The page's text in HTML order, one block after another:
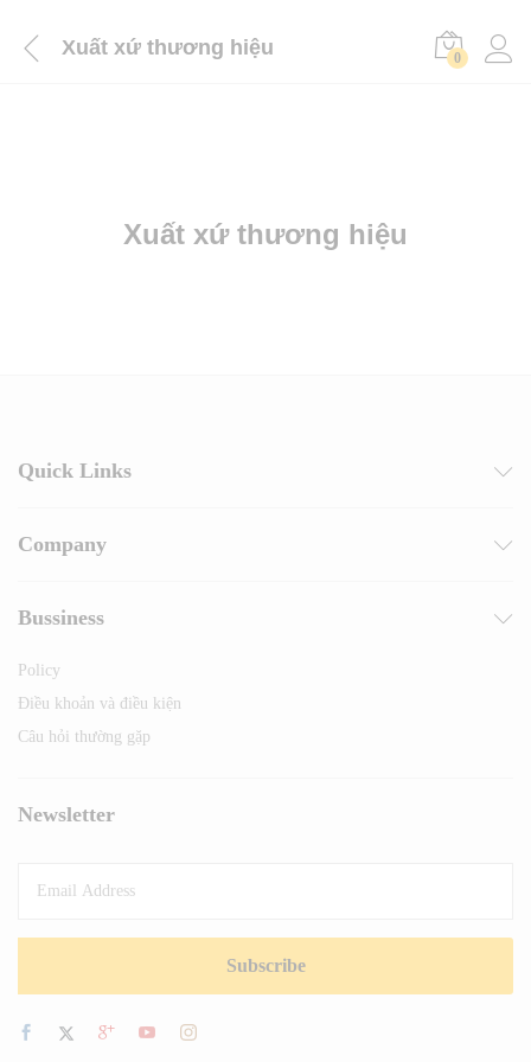
Xuất xứ thương hiệu 0
Xuất xứ thương hiệu
Quick Links
Company
Bussiness
Policy
Điều khoản và điều kiện
Câu hỏi thường gặp
Newsletter